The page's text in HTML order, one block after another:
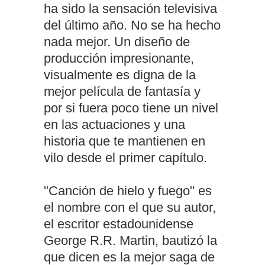
ha sido la sensación televisiva
del último año. No se ha hecho
nada mejor. Un diseño de
producción impresionante,
visualmente es digna de la
mejor película de fantasía y
por si fuera poco tiene un nivel
en las actuaciones y una
historia que te mantienen en
vilo desde el primer capítulo.
"Canción de hielo y fuego" es
el nombre con el que su autor,
el escritor estadounidense
George R.R. Martin, bautizó la
que dicen es la mejor saga de